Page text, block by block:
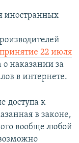
иностранных
принятие 22 июля
о наказании за
в интернете.
доступа к
в законе,
вообще любой